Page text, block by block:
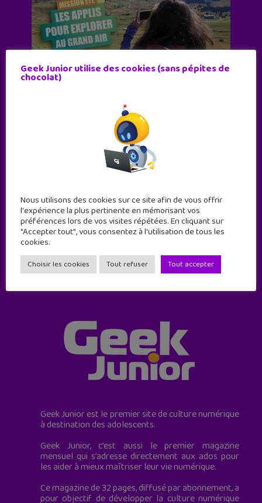
Abonne-toi !
11 numéros par an
Geek Junior est le premier site de culture numérique
à destination des adolescents.
Geek Junior, c’est aussi le premier magazine
mensuel qui s’adresse directement aux ados pour
les aider à mieux maîtriser leur vie numérique.
Ce magazine de 32 pages, diffusé par abonnement, a
pour objectif de développer la culture numérique
Geek Junior utilise des cookies (sans pépites de
chocolat)
Nous utilisons des cookies sur ce site afin de vous offrir
l'expérience la plus pertinente en mémorisant vos
préférences lors de vos visites répétées. En cliquant sur
"Accepter tout", vous consentez à l'utilisation de tous les
cookies.
Choisir les cookies Tout refuser Tout accepter